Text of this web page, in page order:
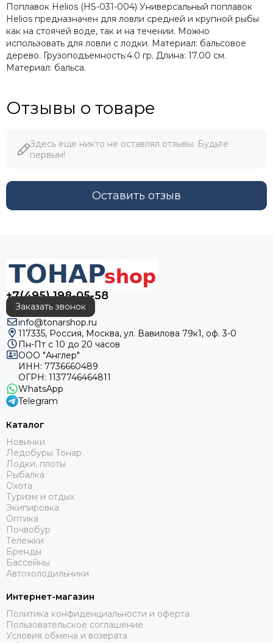
Поплавок Helios (HS-031-004) Универсальный поплавок
Helios предназначен для ловли средней и крупной рыбы
как на стоячей воде, так и на течении. Можно
использовать для ловли с лодки. Материал: бальсовое
дерево. Грузоподъемность:4.0 гр. Длина: 17.00 см.
Материал: бальса.
Отзывы о товаре
Здесь еще никто не оставлял отзывы. Будьте
первым!
Оставить отзыв
+7(495) 198-05-58
Заказать звонок
info@tonarshop.ru
117335, Россия, Москва, ул. Вавилова 79к1, оф. 3-0
Пн-Пт с 10 до 20 часов
ООО "Англер"
ИНН: 7736660489
ОГРН: 1137746464811
WhatsApp
Telegram
Каталог
Новинки
Ледобуры Тонар
Лодки, плоты
Рыбалка
Охота
Туризм и отдых
Экипировка
Оптика
Почвобур
Тележки
Бренды
Бассейны
Автохолодильники
Интернет-магазин
Политика конфиденциальности и оферта
Пользовательское соглашение
Условия обмена и возврата